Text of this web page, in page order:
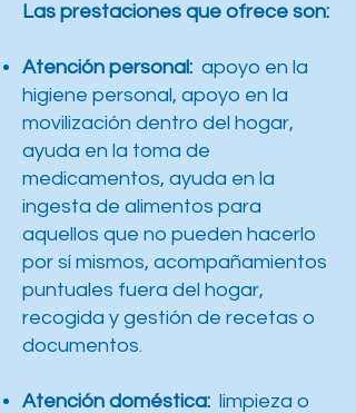
Las prestaciones que ofrece son:
Atención personal: apoyo en la
higiene personal, apoyo en la
movilización dentro del hogar,
ayuda en la toma de
medicamentos, ayuda en la
ingesta de alimentos para
aquellos que no pueden hacerlo
por sí mismos, acompañamientos
puntuales fuera del hogar,
recogida y gestión de recetas o
documentos.
Atención doméstica: limpieza o